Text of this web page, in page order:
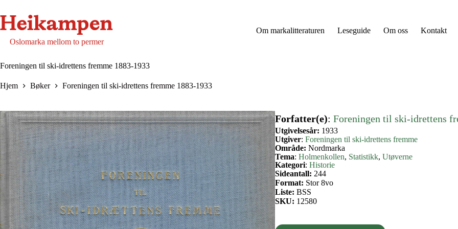
innholdet
Oslomarka mellom to permer
Om markalitteraturen Leseguide Om oss Kontakt
Foreningen til ski-idrettens fremme 1883-1933
Hjem Bøker Foreningen til ski-idrettens fremme 1883-1933
Forfatter(e): Foreningen til ski-idrettens
Utgivelsesår: 1933
Utgiver: Foreningen til ski-idrettens fremme
Område: Nordmarka
Tema: Holmenkollen, Statistikk, Utøverne
Kategori: Historie
Sideantall: 244
Format: Stor 8vo
Liste: BSS
SKU: 12580